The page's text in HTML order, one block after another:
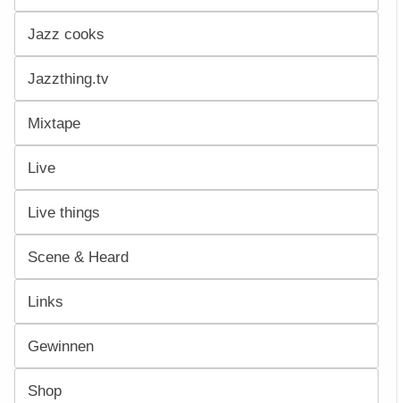
Jazz cooks
Jazzthing.tv
Mixtape
Live
Live things
Scene & Heard
Links
Gewinnen
Shop